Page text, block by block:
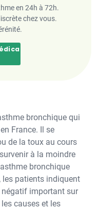
en 24h à 72h.
chez vous.
bronchique qui
France. Il se
de la toux au cours
à la moindre
bronchique
les patients indiquent
important sur
causes et les